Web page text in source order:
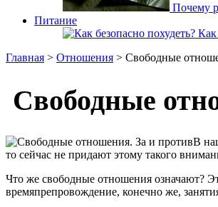
Почему
Питание
Как
Главная > Отношения > Свободные
Свободные
В
то сейчас не придают этому такого
Что же свободные отношения означают?
времяпрепровождение, конечно же,